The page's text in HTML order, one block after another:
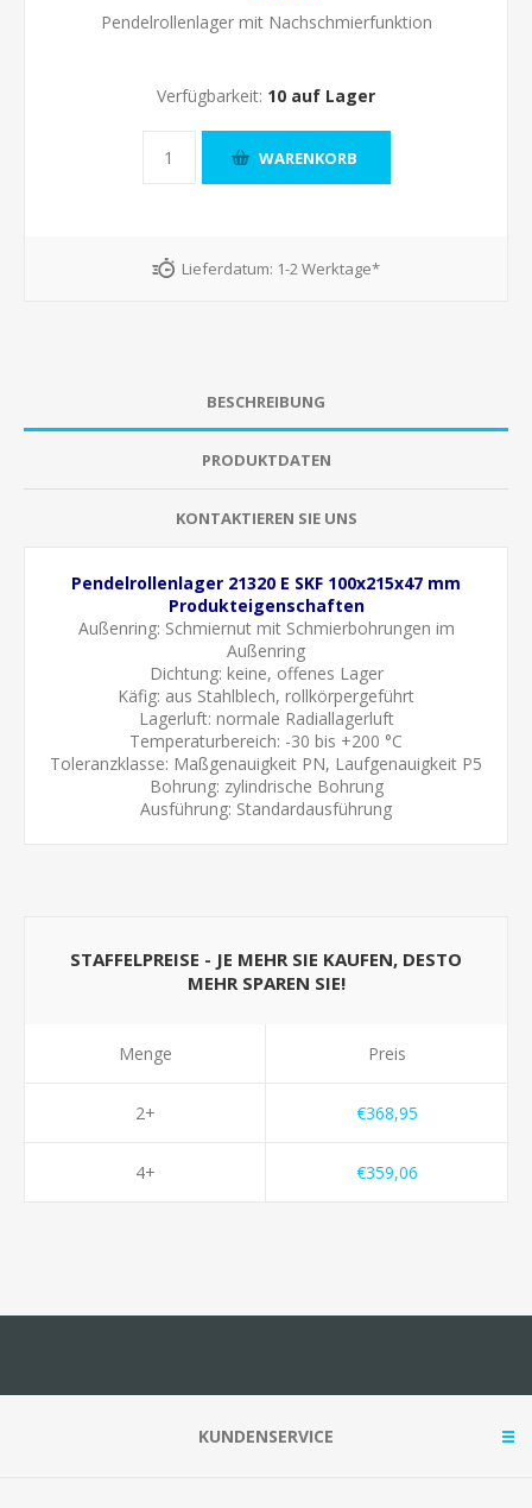
Pendelrollenlager mit Nachschmierfunktion
Verfügbarkeit: 10 auf Lager
Lieferdatum: 1-2 Werktage*
BESCHREIBUNG
PRODUKTDATEN
KONTAKTIEREN SIE UNS
Pendelrollenlager 21320 E SKF 100x215x47 mm
Produkteigenschaften
Außenring: Schmiernut mit Schmierbohrungen im
Außenring
Dichtung: keine, offenes Lager
Käfig: aus Stahlblech, rollkörpergeführt
Lagerluft: normale Radiallagerluft
Temperaturbereich: -30 bis +200 °C
Toleranzklasse: Maßgenauigkeit PN, Laufgenauigkeit P5
Bohrung: zylindrische Bohrung
Ausführung: Standardausführung
STAFFELPREISE - JE MEHR SIE KAUFEN, DESTO
MEHR SPAREN SIE!
Menge
2+
4+
Preis
€368,95
€359,06
KUNDENSERVICE